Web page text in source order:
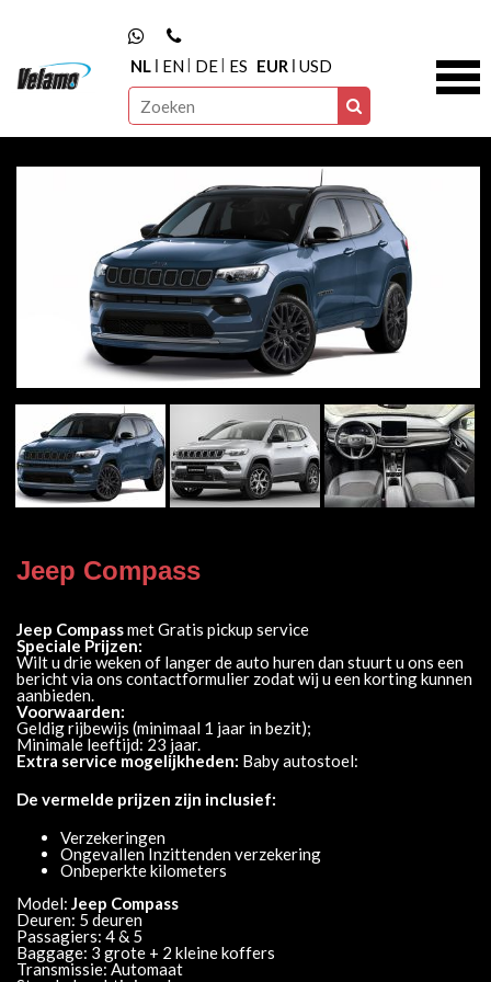
NL EN DE ES EUR USD
Jeep Compass
Jeep Compassmet Gratis pickup service
Speciale Prijzen:
Wilt u drie weken of langer de auto huren dan stuurt u ons een
bericht via ons contactformulier zodat wij u een korting kunnen
aanbieden.
Voorwaarden:
Geldig rijbewijs (minimaal 1 jaar in bezit);
Minimale leeftijd: 23 jaar.
Extra service mogelijkheden: Baby autostoel:
De vermelde prijzen zijn inclusief:
Verzekeringen
Ongevallen Inzittenden verzekering
Onbeperkte kilometers
Model:Jeep Compass
Deuren: 5 deuren
Passagiers: 4 & 5
Baggage: 3 grote + 2 kleine koffers
Transmissie: Automaat